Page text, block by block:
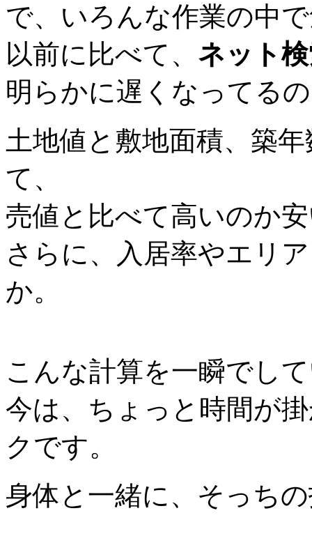
で、いろんな作業の中
以前に比べて、 ネット
明らかに遅くなってる
土地値と敷地面積、築
て、
売値と比べて高いのか
さらに、入居率やエリ
か。
こんな計算を一瞬でし
今は、ちょっと時間が
クです。
身体と一緒に、そっち